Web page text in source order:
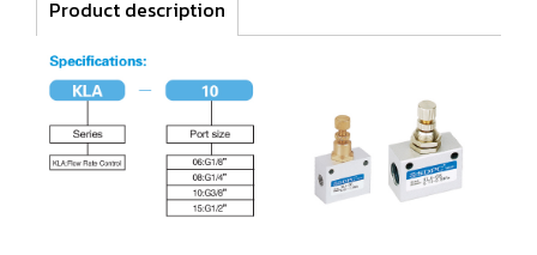
Product description